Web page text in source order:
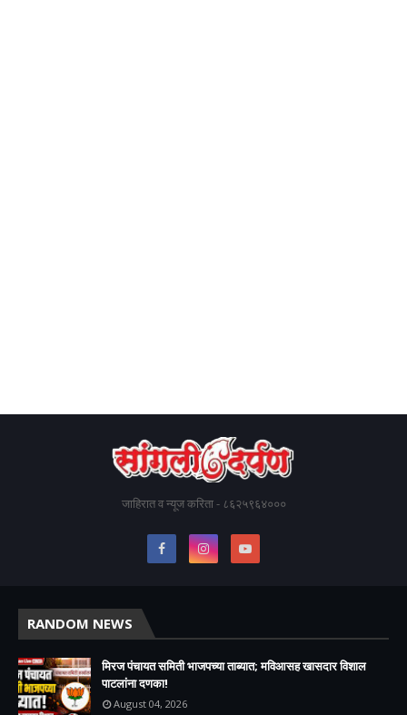
जाहिरात व न्यूज करिता - ८६२५९६४०००
RANDOM NEWS
मिरज पंचायत समिती भाजपच्या ताब्यात; मविआसह खासदार विशाल
पाटलांना दणका!
August 04, 2026